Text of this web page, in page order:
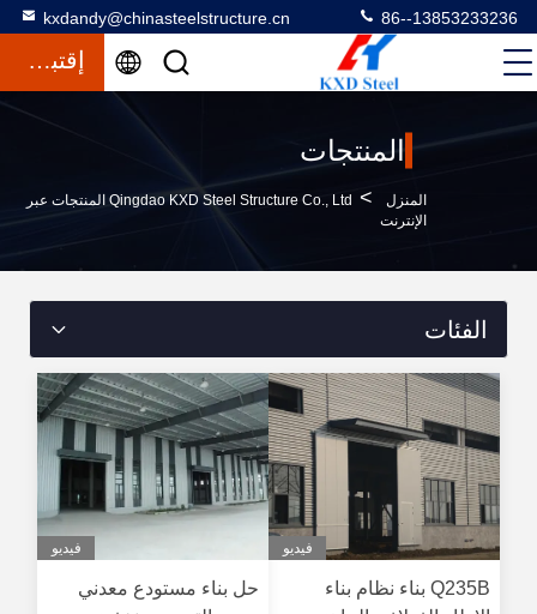
kxdandy@chinasteelstructure.cn 86--13853233236
إقتباس
المنتجات
المنزل >
Qingdao KXD Steel Structure Co., Ltd المنتجات عبر
الإنترنت
الفئات
فيديو
Q235B بناء نظام بناء
فيديو
حل بناء مستودع معدني